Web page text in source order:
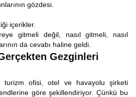
gözdesi.
içerikler.
gitmeli değil, nasıl gitmeli, nasıl
da cevabı haline geldi.
Gezginleri
turizm ofisi, otel ve havayolu şirketi
göre şekillendiriyor. Çünkü bu